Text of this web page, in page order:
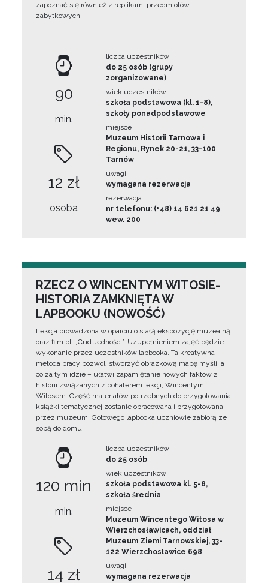
zapoznać się również z replikami przedmiotów
zabytkowych.
90
min.
12 zł
osoba
liczba uczestników
do 25 osób (grupy
zorganizowane)
wiek uczestników
szkoła podstawowa (kl. 1-8),
szkoły ponadpodstawowe
miejsce
Muzeum Historii Tarnowa i
Regionu, Rynek 20-21, 33-100
Tarnów
uwagi
wymagana rezerwacja
rezerwacja
nr telefonu: (+48) 14 621 21 49
wew. 200
RZECZ O WINCENTYM WITOSIE-
HISTORIA ZAMKNIĘTA W
LAPBOOKU (NOWOŚĆ)
Lekcja prowadzona w oparciu o stałą ekspozycję muzealną
oraz film pt. „Cud Jedności”. Uzupełnieniem zajęć będzie
wykonanie przez uczestników lapbooka. Ta kreatywna
metoda pracy pozwoli stworzyć obrazkową mapę myśli, a
co za tym idzie – ułatwi zapamiętanie nowych faktów z
historii związanych z bohaterem lekcji, Wincentym
Witosem. Część materiałów potrzebnych do przygotowania
książki tematycznej zostanie opracowana i przygotowana
przez muzeum. Gotowego lapbooka uczniowie zabiorą ze
sobą do domu.
120 min
min.
14 zł
liczba uczestników
do 25 osób
wiek uczestników
szkoła podstawowa kl. 5-8,
szkoła średnia
miejsce
Muzeum Wincentego Witosa w
Wierzchosławicach, oddział
Muzeum Ziemi Tarnowskiej, 33-
122 Wierzchosławice 698
uwagi
wymagana rezerwacja